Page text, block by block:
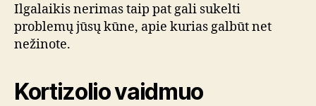
Ilgalaikis nerimas taip pat gali sukelti
problemų jūsų kūne, apie kurias galbūt net
nežinote.
Kortizolio vaidmuo